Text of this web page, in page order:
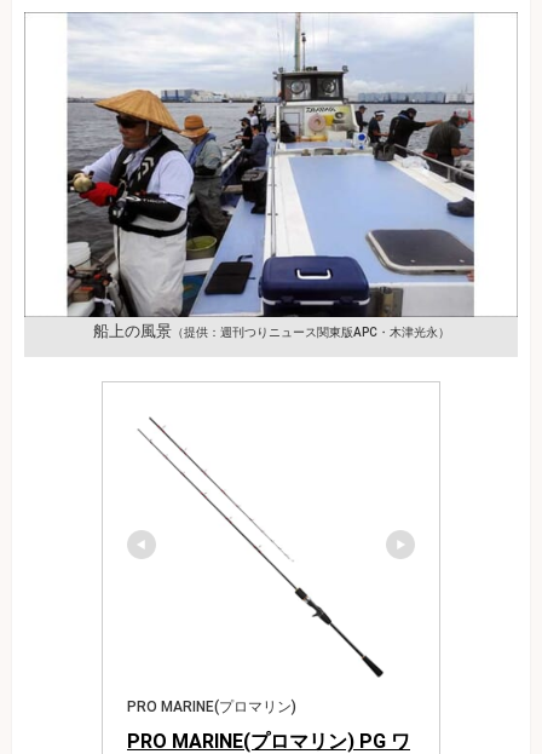
船上の風景（提供：週刊つりニュース関東版APC・木津光永）
PRO MARINE(プロマリン)
PRO MARINE(プロマリン) PG ワ